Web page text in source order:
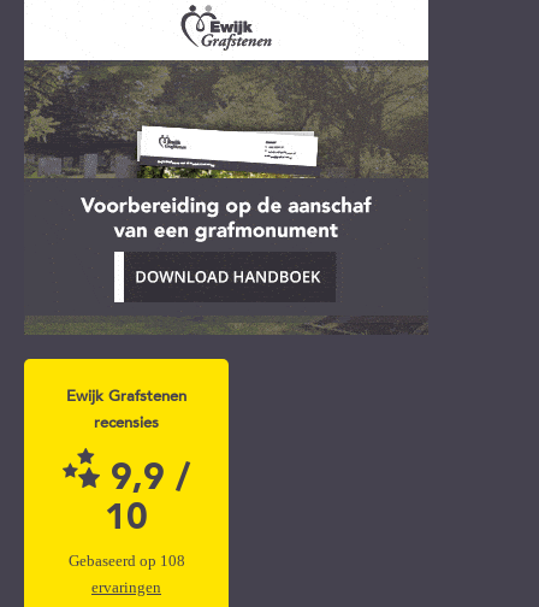
Ewijk Grafstenen
recensies
9,9 /
10
Gebaseerd op 108
ervaringen